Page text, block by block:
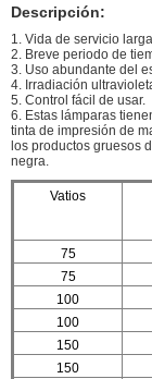
Descripción:
1. Vida de servicio larga
2. Breve periodo de
3. Uso abundante del
4. Irradiación
5. Control fácil de usar.
6. Estas lámparas
tinta de impresión de
los productos gruesos
negra.
Vatios
75
75
100
100
150
150